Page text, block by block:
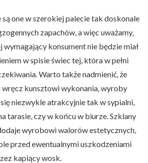
one w szerokiej palecie tak doskonale
zapachów, a więc uważamy,
wymagający konsument nie będzie miał
w spisie świec tej, która w pełni
Warto także nadmienić, że
wręcz kunsztowi wykonania, wyroby
niezwykle atrakcyjnie tak w sypialni,
tarasie, czy w końcu w biurze. Szklany
wyrobowi walorów estetycznych,
przed ewentualnymi uszkodzeniami
kapiący wosk.